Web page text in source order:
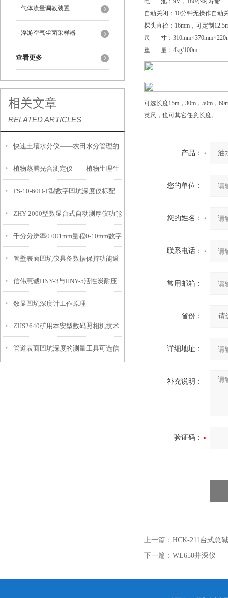
气体流量调教装置
浮游空气尘菌采样器
查看更多
相关文章
RELATED ARTICLES
快速土壤水分仪——农田水分管理的
便携式检测工具
植物蒸腾光合测定仪——植物生理生
态的实时监测设备
FS-10-60D-F型数字凹坑深度仪标配
IP54级表头分辨率0.01mm量程
10mm！
ZHY-2000型数显台式自动测厚仪功能
特点
千分分辨率0.001mm量程0-10mm数字
埋头度仪技术参数！
管壁表面凹坑仪具备数据保持功能避
免测试过程中测针移动导致数据变动
信伟慧诚HNY-3与HNY-5活性炭耐压
强度测定仪技术参数！
数显凹坑深度计工作原理
ZHS2640矿用本安型数码照相机技术
参数！
管道表面凹坑深度的测量工具可选信
自动关闭：10分钟无操作自动
探头直径：16mm，可定制
尺 寸：
重 量：4kg/100m
可选长度15m，30m，50m，
英尺，也可其它任意长度。
产品：
您的单位：
您的姓名：
联系电话：
常用邮箱：
省份：
详细地址：
补充说明：
验证码：
上一篇： HCK-211台式总
下一篇： WL650井深仪